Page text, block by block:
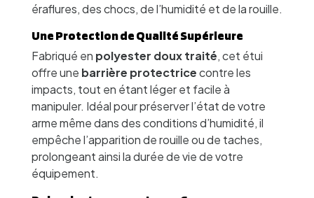
éraflures, des chocs, de l’humidité et de la rouille.
Une Protection de Qualité Supérieure
Fabriqué en polyester doux traité, cet étui
offre une barrière protectricecontre les
impacts, tout en étant léger et facile à
manipuler. Idéal pour préserver l’état de votre
arme même dans des conditions d’humidité, il
empêche l’apparition de rouille ou de taches,
prolongeant ainsi la durée de vie de votre
équipement.